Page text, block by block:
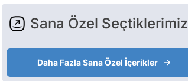
Sana Özel Seçtiklerimiz
Daha Fazla Sana Özel İçerikler